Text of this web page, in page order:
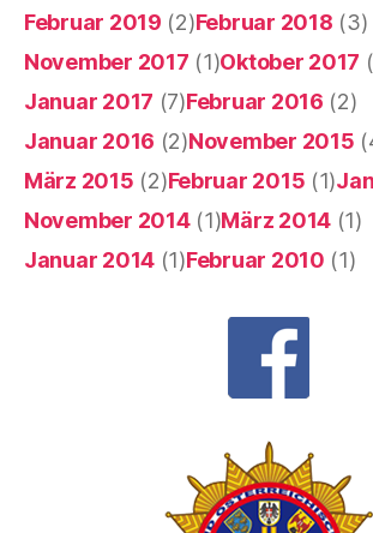
Februar 2019 (2)Februar 2018 (3)
November 2017 (1)Oktober 2017
Januar 2017 (7)Februar 2016 (2)
Januar 2016 (2)November 2015
März 2015 (2)Februar 2015 (1)
November 2014(1)März 2014 (1)
Januar 2014 (1)Februar 2010 (1)